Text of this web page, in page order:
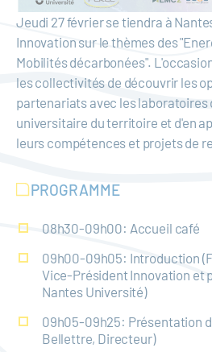
Jeudi 27 février se tiendra à
Innovation sur le thèmes des
Mobilités décarbonées".
les collectivités de découvrir les
partenariats avec les laboratoires
universitaire du territoire et d'en
leurs compétences et projets de
PROGRAMME
08h30-09h00: Accueil café
09h00-09h05: Introduction
Vice-Président Innovation et
Nantes Université)
09h05-09h25: Présentation
Bellettre, Directeur)